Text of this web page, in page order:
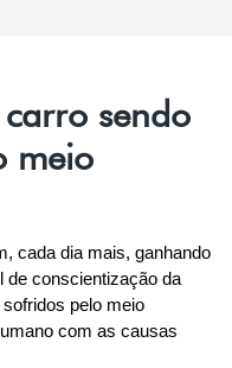
sendo
meio
cada dia mais, ganhando
de conscientização da
pelo meio
com as causas